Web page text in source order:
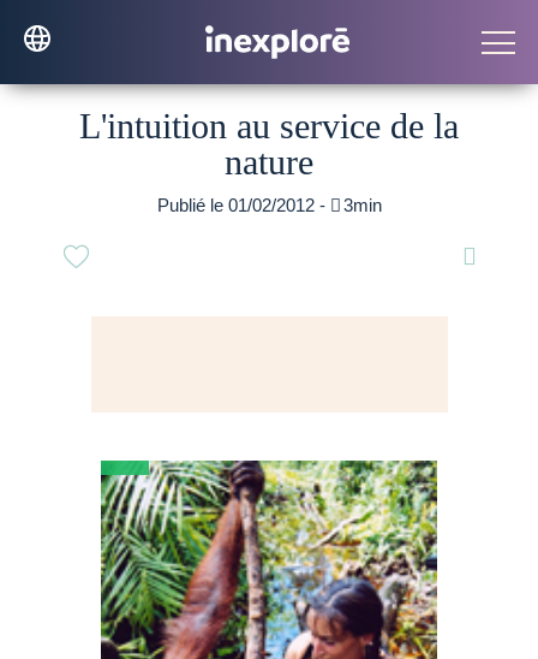
L'intuition au service de la
nature
Publié le 01/02/2012 - 3min
